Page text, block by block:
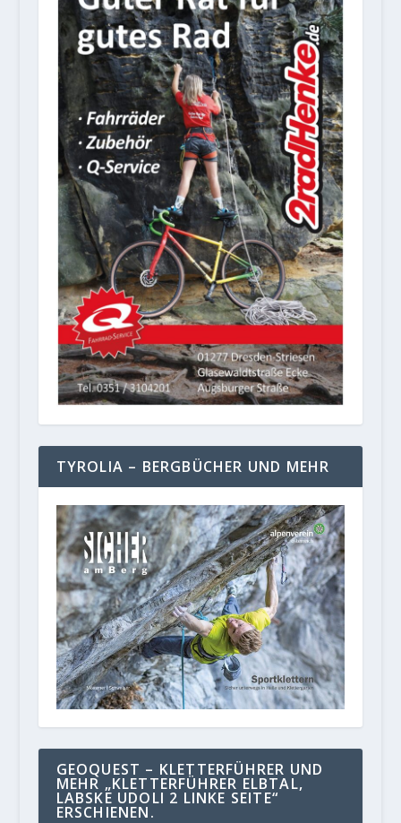
TYROLIA – BERGBÜCHER UND MEHR
GEOQUEST – KLETTERFÜHRER UND
MEHR „KLETTERFÜHRER ELBTAL,
LABSKE UDOLI 2 LINKE SEITE“
ERSCHIENEN.